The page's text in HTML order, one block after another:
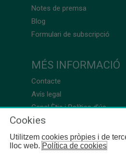
Notes de premsa
Blog
Formulari de subscripció
MÉS INFORMACIÓ
Contacte
Avís legal
Canal Ètic i Política d’ús
Cookies
Utilitzem cookies pròpies i de
lloc web.Política de cookies